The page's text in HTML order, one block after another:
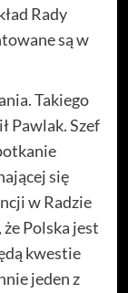
Rady
są w
Takiego
Pawlak. Szef
się
w Radzie
Polska jest
kwestie
jeden z